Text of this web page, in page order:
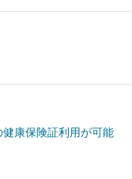
康保険証利用が可能